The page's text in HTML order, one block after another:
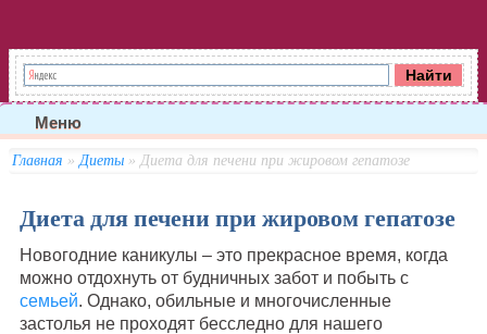
Меню
Главная » Диеты» Диета для печени при жировом гепатозе
Диета для печени при жировом гепатозе
Новогодние каникулы – это прекрасное время, когда
можно отдохнуть от будничных забот и побыть с
семьей. Однако, обильные и многочисленные
застолья не проходят бесследно для нашего